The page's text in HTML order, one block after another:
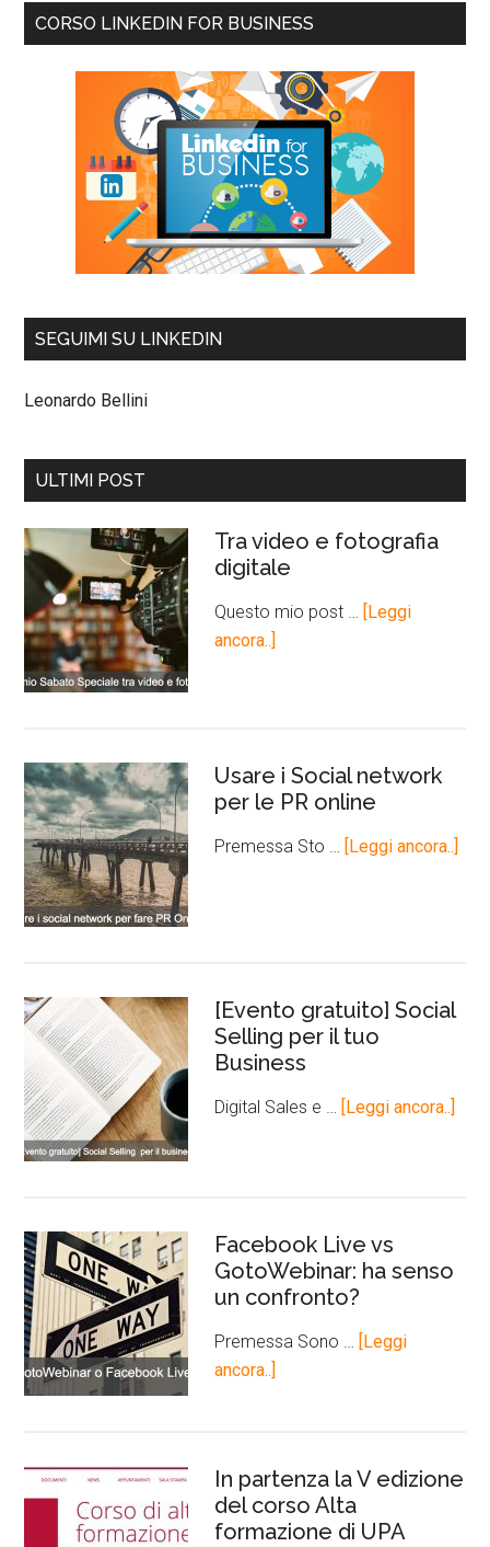
CORSO LINKEDIN FOR BUSINESS
SEGUIMI SU LINKEDIN
Leonardo Bellini
ULTIMI POST
Tra video e fotografia
digitale
Questo mio post …
[Leggi
ancora..]
Usare i Social network
per le PR online
Premessa Sto … [Leggi ancora..]
[Evento gratuito] Social
Selling per il tuo
Business
Digital Sales e … [Leggi ancora..]
Facebook Live vs
GotoWebinar: ha senso
un confronto?
Premessa Sono …
[Leggi
ancora..]
In partenza la V edizione
del corso Alta
formazione di UPA